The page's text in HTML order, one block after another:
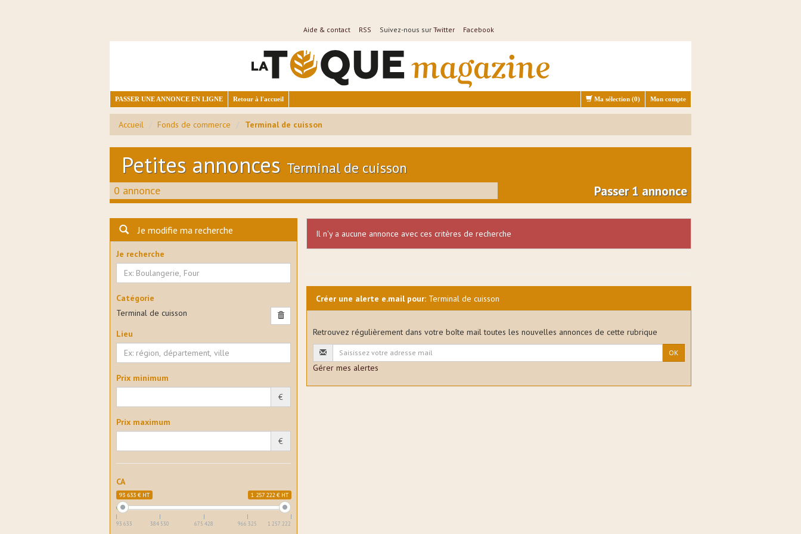
Aide & contact RSS Suivez-nous surTwitter Facebook
PASSER UNE ANNONCE EN LIGNE Retour à l'accueil Mon compte
Ma sélection (0)
Accueil Fonds de commerce Terminal de cuisson
Petites annonces Terminal de cuisson
0 annonce Passer 1 annonce
Il n'y a aucune annonce avec ces critères de recherche
Créer une alerte e.mail pour: Terminal de cuisson
Retrouvez régulièrement dans votre boîte mail toutes les nouvelles annonces de cette rubrique
OK
Gérer mes alertes
Je modifie ma recherche
Je recherche
Catégorie
Terminal de cuisson
Lieu
Prix minimum
€
Prix maximum
€
CA
93 633 € HT 1 257 222 € HT
93 633 384 530 675 428 966 325 1 257 222